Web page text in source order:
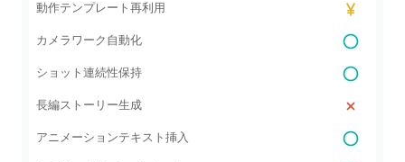
動作テンプレート再利用
カメラワーク自動化
ショット連続性保持
長編ストーリー生成
アニメーションテキスト挿入